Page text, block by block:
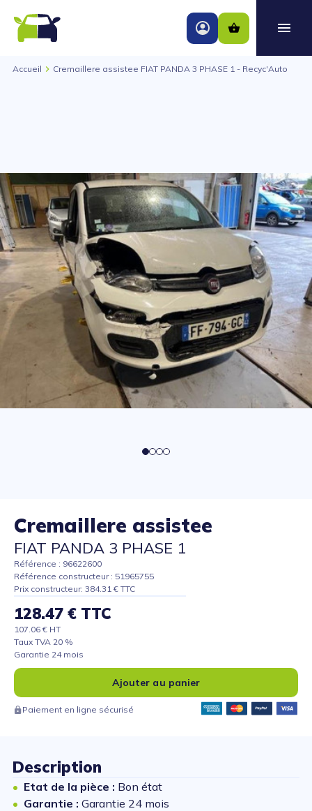
Accueil Cremaillere assistee FIAT PANDA 3 PHASE 1 - Recyc'Auto
Cremaillere assistee
FIAT PANDA 3 PHASE 1
Référence : 96622600
Référence constructeur : 51965755
Prix constructeur: 384.31 € TTC
128.47 € TTC
107.06 € HT
Taux TVA 20 %
Garantie 24 mois
Ajouter au panier
Paiement en ligne sécurisé
Description
Etat de la pièce : Bon état
Garantie : Garantie 24 mois